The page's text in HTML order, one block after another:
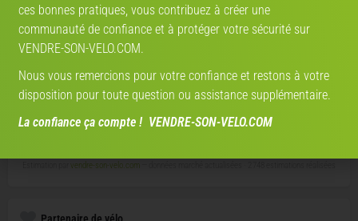
État
Lancer l'estimation V-IA
vendre-son-velo.com
Partenaire de vélo
ces bonnes pratiques, vous contribuez à créer une
communauté de confiance et à protéger votre sécurité sur
VENDRE-SON-VELO.COM.
Nous vous remercions pour votre confiance et restons à votre
disposition pour toute question ou assistance supplémentaire.
La confiance ça compte ! VENDRE-SON-VELO.COM